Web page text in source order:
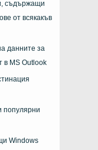
съдържащи
от всякакъв
данните за
в MS Outlook
популярни
Windows